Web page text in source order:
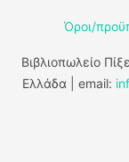
Όροι/
Βιβλιοπωλείο
Ελλάδα | email: